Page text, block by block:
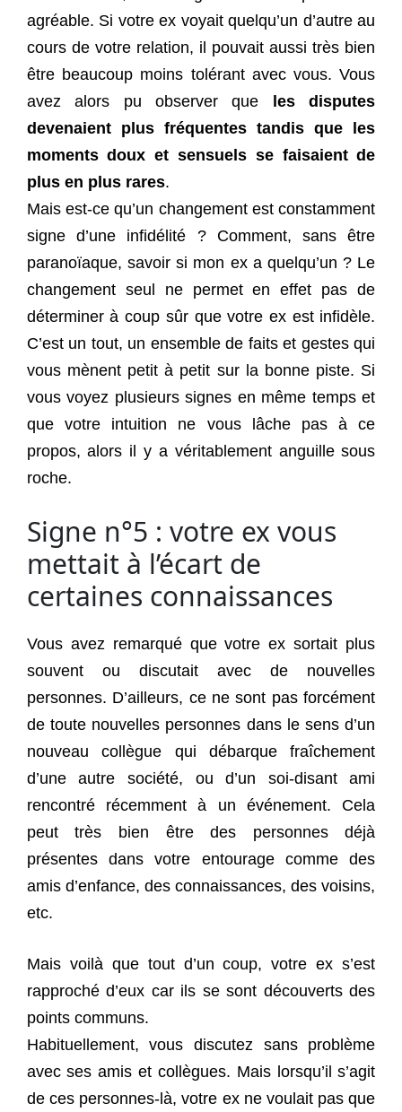
agréable. Si votre ex voyait quelqu’un d’autre au
cours de votre relation, il pouvait aussi très bien
être beaucoup moins tolérant avec vous. Vous
avez alors pu observer que les disputes
devenaient plus fréquentes tandis que les
moments doux et sensuels se faisaient de
plus en plus rares.
Mais est-ce qu’un changement est constamment
signe d’une infidélité ? Comment, sans être
paranoïaque, savoir si mon ex a quelqu’un ? Le
changement seul ne permet en effet pas de
déterminer à coup sûr que votre ex est infidèle.
C’est un tout, un ensemble de faits et gestes qui
vous mènent petit à petit sur la bonne piste. Si
vous voyez plusieurs signes en même temps et
que votre intuition ne vous lâche pas à ce
propos, alors il y a véritablement anguille sous
roche.
Signe n°5 : votre ex vous
mettait à l’écart de
certaines connaissances
Vous avez remarqué que votre ex sortait plus
souvent ou discutait avec de nouvelles
personnes. D’ailleurs, ce ne sont pas forcément
de toute nouvelles personnes dans le sens d’un
nouveau collègue qui débarque fraîchement
d’une autre société, ou d’un soi-disant ami
rencontré récemment à un événement. Cela
peut très bien être des personnes déjà
présentes dans votre entourage comme des
amis d’enfance, des connaissances, des voisins,
etc.
Mais voilà que tout d’un coup, votre ex s’est
rapproché d’eux car ils se sont découverts des
points communs.
Habituellement, vous discutez sans problème
avec ses amis et collègues. Mais lorsqu’il s’agit
de ces personnes-là, votre ex ne voulait pas que